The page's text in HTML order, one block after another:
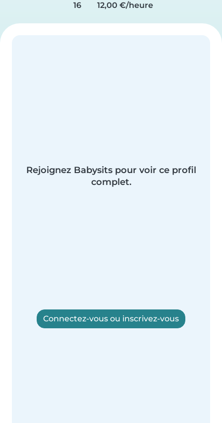
16
12,00 €/heure
Rejoignez Babysits pour voir ce profil
complet.
Connectez-vous ou inscrivez-vous